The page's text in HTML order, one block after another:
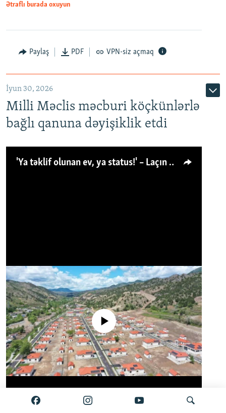
Ətraflı burada oxuyun
Paylaş PDF VPN-siz açmaq
İyun 30, 2026
Milli Məclis məcburi köçkünlərlə
bağlı qanuna dəyişiklik etdi
'Ya təklif olunan ev, ya status!' – Laçın köçkünü: 'Laçından başqa heç hara!'
No media source currently available